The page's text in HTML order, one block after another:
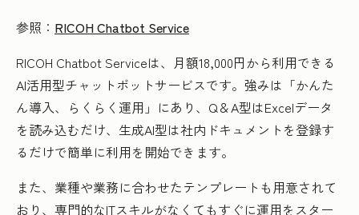
参照： RICOH Chatbot Service
RICOH Chatbot Serviceは、月額18,000円から利用できる
AI活用型チャットボットサービスです。強みは「かんた
ん導入、らくらく運用」にあり、Q＆A型はExcelデータ
を読み込むだけ、生成AI型は社内ドキュメントを登録す
るだけで簡単に利用を開始できます。
また、業種や業務に合わせたテンプレートも用意されて
おり、専門的なITスキルがなくてもすぐに運用をスター